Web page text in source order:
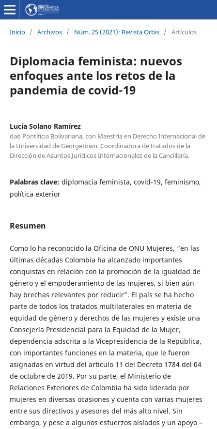
Inicio / Archivos / Núm. 25 (2021): Revista Orbis / Artículos
Diplomacia feminista: nuevos
enfoques ante los retos de la
pandemia de covid-19
Lucía Solano Ramírez
dad Pontificia Bolivariana, con Maestría en Derecho Internacional de
la Universidad de Georgetown. Coordinadora de tratados de la
Dirección de Asuntos Jurídicos Internacionales de la Cancillería.
Palabras clave: diplomacia feminista, covid-19, feminismo,
política exterior
Resumen
Como lo ha reconocido la Oficina de ONU Mujeres, “en las
últimas décadas Colombia ha alcanzado importantes
conquistas en relación con la promoción de la igualdad de
género y el empoderamiento de las mujeres, si bien aún
hay brechas relevantes por reducir”. El país se ha hecho
parte de todos los tratados multilaterales en materia de
equidad de género y derechos de las mujeres y existe una
Consejería Presidencial para la Equidad de la Mujer,
dependencia adscrita a la Vicepresidencia de la República,
con importantes funciones en la materia, que le fueron
asignadas en virtud del artículo 11 del Decreto 1784 del 04
de octubre de 2019. Por su parte, el Ministerio de
Relaciones Exteriores de Colombia ha sido liderado por
mujeres en diversas ocasiones y cuenta con varias mujeres
entre sus directivos y asesores del más alto nivel. Sin
embargo, y pese a algunos esfuerzos aislados y un apoyo –